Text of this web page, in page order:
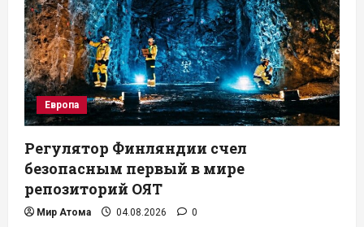
Европа
Регулятор Финляндии счел
безопасным первый в мире
репозиторий ОЯТ
Мир Атома 04.08.2026 0